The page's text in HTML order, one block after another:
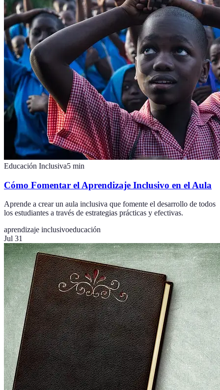
Educación Inclusiva5 min
Cómo Fomentar el Aprendizaje Inclusivo en el Aula
Aprende a crear un aula inclusiva que fomente el desarrollo de todos
los estudiantes a través de estrategias prácticas y efectivas.
aprendizaje inclusivoeducación
Jul 31